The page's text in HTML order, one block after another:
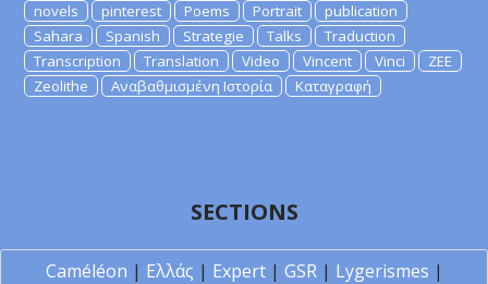
novels
pinterest Poems Portrait
publication
Sahara
Spanish Strategie Talks
Traduction
Transcription
Translation Video Vincent Vinci
ZEE
Zeolithe
Αναβαθμισμένη Ιστορία Καταγραφή
SECTIONS
Caméléon | Ελλάς | Expert| GSR| Lygerismes |